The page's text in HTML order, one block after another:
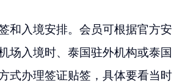
和入境安排。会员可根据官方安
场入境时、泰国驻外机构或泰国
式办理签证贴签，具体要看当时